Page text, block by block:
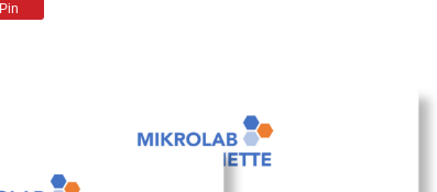
Pin